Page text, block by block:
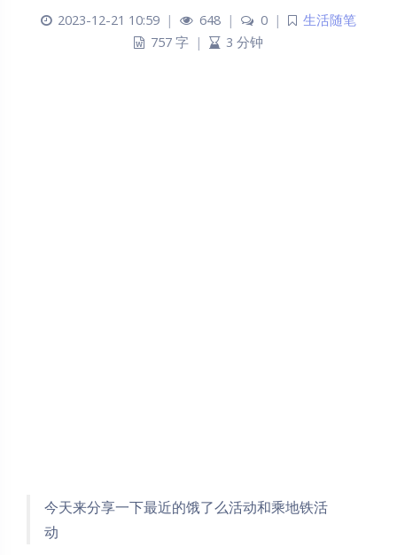
2023-12-21 10:59 | 648 | 0 |
生活随笔
757 字 | 3 分钟
今天来分享一下最近的饿了么活动和乘地铁活
动